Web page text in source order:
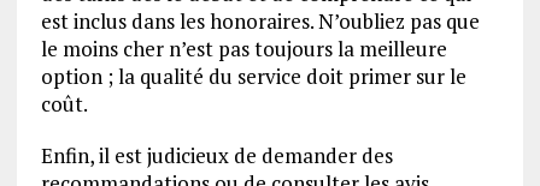
est inclus dans les honoraires. N’oubliez pas que
le moins cher n’est pas toujours la meilleure
option ; la qualité du service doit primer sur le
coût.
Enfin, il est judicieux de demander des